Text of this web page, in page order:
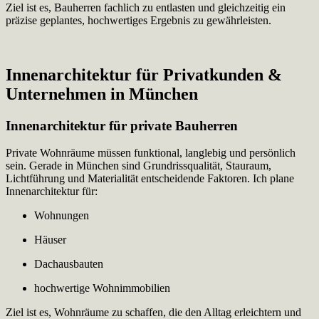
Ziel ist es, Bauherren fachlich zu entlasten und gleichzeitig ein
präzise geplantes, hochwertiges Ergebnis zu gewährleisten.
Innenarchitektur für Privatkunden &
Unternehmen in München
Innenarchitektur für private Bauherren
Private Wohnräume müssen funktional, langlebig und persönlich
sein. Gerade in München sind Grundrissqualität, Stauraum,
Lichtführung und Materialität entscheidende Faktoren. Ich plane
Innenarchitektur für:
Wohnungen
Häuser
Dachausbauten
hochwertige Wohnimmobilien
Ziel ist es, Wohnräume zu schaffen, die den Alltag erleichtern und